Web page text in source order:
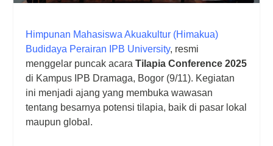
Himpunan Mahasiswa Akuakultur (Himakua)
Budidaya Perairan IPB University, resmi
menggelar puncak acara Tilapia Conference 2025
di Kampus IPB Dramaga, Bogor (9/11). Kegiatan
ini menjadi ajang yang membuka wawasan
tentang besarnya potensi tilapia, baik di pasar lokal
maupun global.